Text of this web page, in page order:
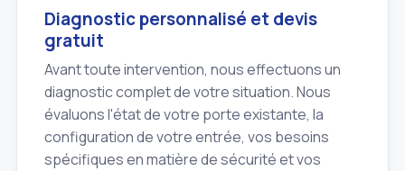
Diagnostic personnalisé et devis
gratuit
Avant toute intervention, nous effectuons un
diagnostic complet de votre situation. Nous
évaluons l'état de votre porte existante, la
configuration de votre entrée, vos besoins
spécifiques en matière de sécurité et vos